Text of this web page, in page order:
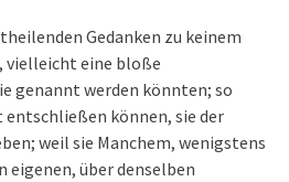
Gedanken zu keinem
vielleicht eine bloße
genannt werden könnten; so
entschließen können, sie der
weil sie Manchem, wenigstens
eigenen, über denselben